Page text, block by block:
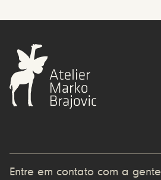
Entre em contato com a gente